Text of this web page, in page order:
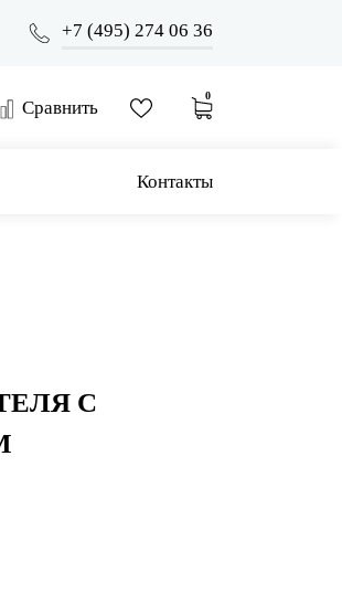
+7 (495) 274 06 36
Сравнить
0
Контакты
С